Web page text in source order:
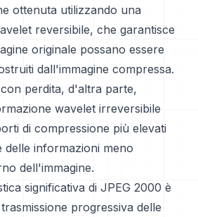
ottenuta utilizzando una
reversibile, che garantisce
originale possano essere
dall'immagine compressa.
perdita, d'altra parte,
wavelet irreversibile
di compressione più elevati
delle informazioni meno
dell'immagine.
significativa di JPEG 2000 è
progressiva delle